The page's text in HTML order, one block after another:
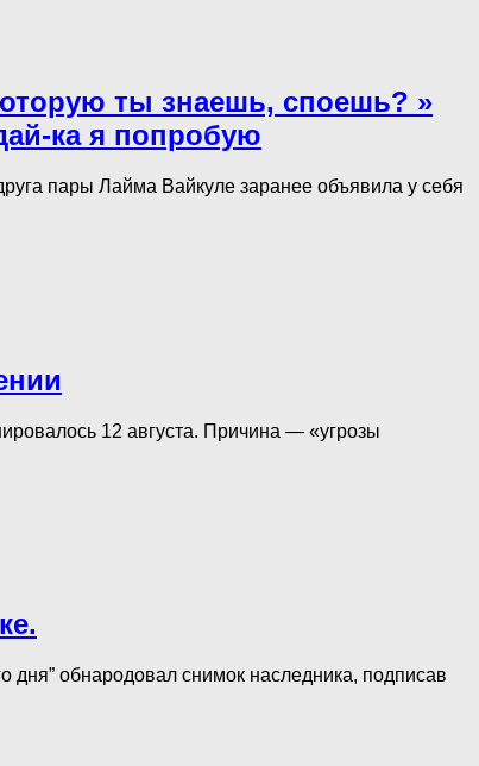
ты знаешь, споешь? »
ка я попробую
пары Лайма Вайкуле заранее объявила у себя
12 августа. Причина — «угрозы
дня” обнародовал снимок наследника, подписав